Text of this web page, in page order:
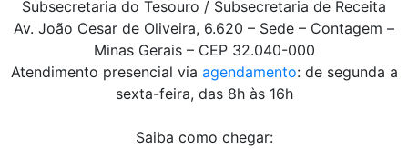
Subsecretaria do Tesouro / Subsecretaria de Receita
Av. João Cesar de Oliveira, 6.620 – Sede – Contagem –
Minas Gerais – CEP 32.040-000
Atendimento presencial via agendamento: de segunda a
sexta-feira, das 8h às 16h
Saiba como chegar: